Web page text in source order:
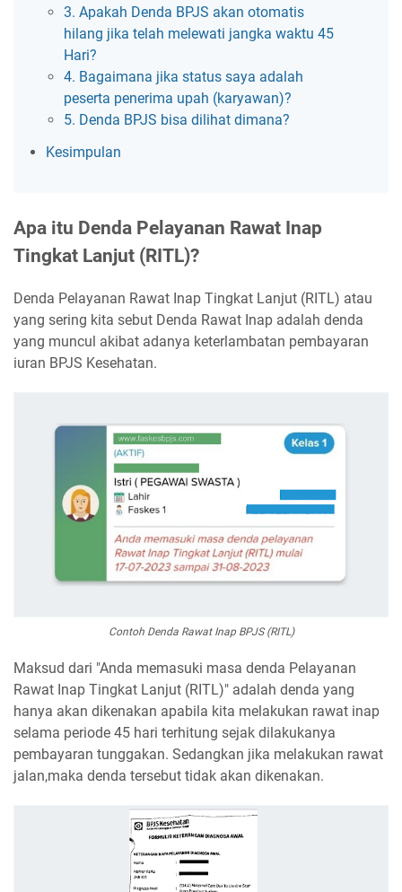
3. Apakah Denda BPJS akan otomatis
hilang jika telah melewati jangka waktu 45
Hari?
4. Bagaimana jika status saya adalah
peserta penerima upah (karyawan)?
5. Denda BPJS bisa dilihat dimana?
Kesimpulan
Apa itu Denda Pelayanan Rawat Inap
Tingkat Lanjut (RITL)?
Denda Pelayanan Rawat Inap Tingkat Lanjut (RITL) atau
yang sering kita sebut Denda Rawat Inap adalah denda
yang muncul akibat adanya keterlambatan pembayaran
iuran BPJS Kesehatan.
Contoh Denda Rawat Inap BPJS (RITL)
Maksud dari "Anda memasuki masa denda Pelayanan
Rawat Inap Tingkat Lanjut (RITL)" adalah denda yang
hanya akan dikenakan apabila kita melakukan rawat inap
selama periode 45 hari terhitung sejak dilakukanya
pembayaran tunggakan. Sedangkan jika melakukan rawat
jalan,maka denda tersebut tidak akan dikenakan.